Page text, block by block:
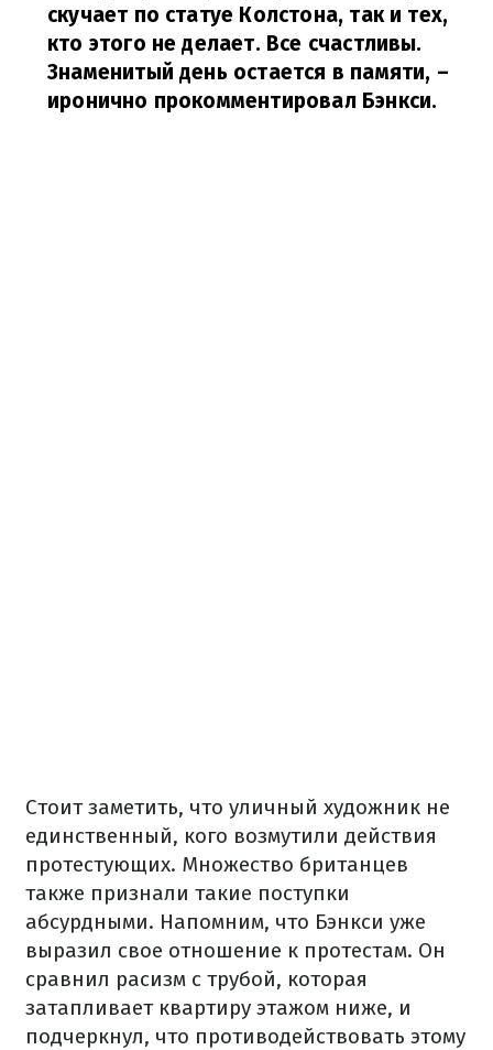
скучает по статуе Колстона, так и тех,
кто этого не делает. Все счастливы.
Знаменитый день остается в памяти, –
иронично прокомментировал Бэнкси.
Стоит заметить, что уличный художник не
единственный, кого возмутили действия
протестующих. Множество британцев
также признали такие поступки
абсурдными. Напомним, что Бэнкси уже
выразил свое отношение к протестам. Он
сравнил расизм с трубой, которая
затапливает квартиру этажом ниже, и
подчеркнул, что противодействовать этому